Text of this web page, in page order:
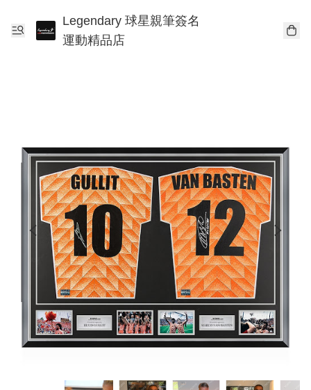
Legendary 球星親筆簽名
運動精品店